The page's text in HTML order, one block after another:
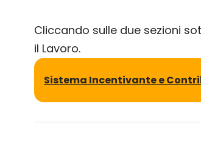
Cliccando sulle due sezioni
il Lavoro.
Sistema Incentivante e